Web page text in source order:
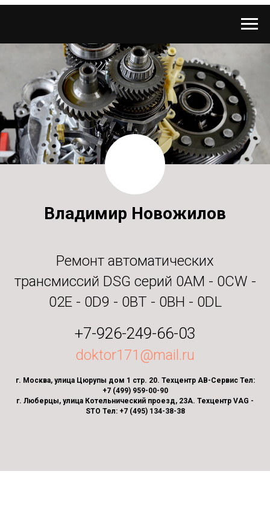
Владимир Новожилов
Ремонт автоматических
трансмиссий DSG серий 0AM - 0CW -
02E - 0D9 - 0BT - 0BH - 0DL
+7-926-249-66-03
doktor171@mail.ru
г. Москва, улица Цюрупы дом 1 стр. 20. Техцентр АВ-Сервис Тел:
+7 (499) 959-00-90
г. Люберцы, улица Котельнический проезд, 23А. Техцентр VAG -
STO Тел: +7 (495) 134-38-38